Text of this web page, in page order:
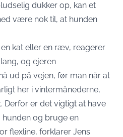
dukker op, kan et
være nok til, at hunden
kat eller en ræv, reagerer
og ejeren
ud på vejen, før man når at
her i vintermånederne,
Derfor er det vigtigt at have
og bruge en
flexline, forklarer Jens